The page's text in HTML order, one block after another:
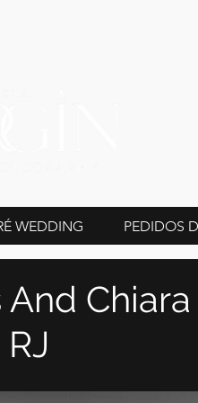
WEDDING PEDIDOS
Chiara |